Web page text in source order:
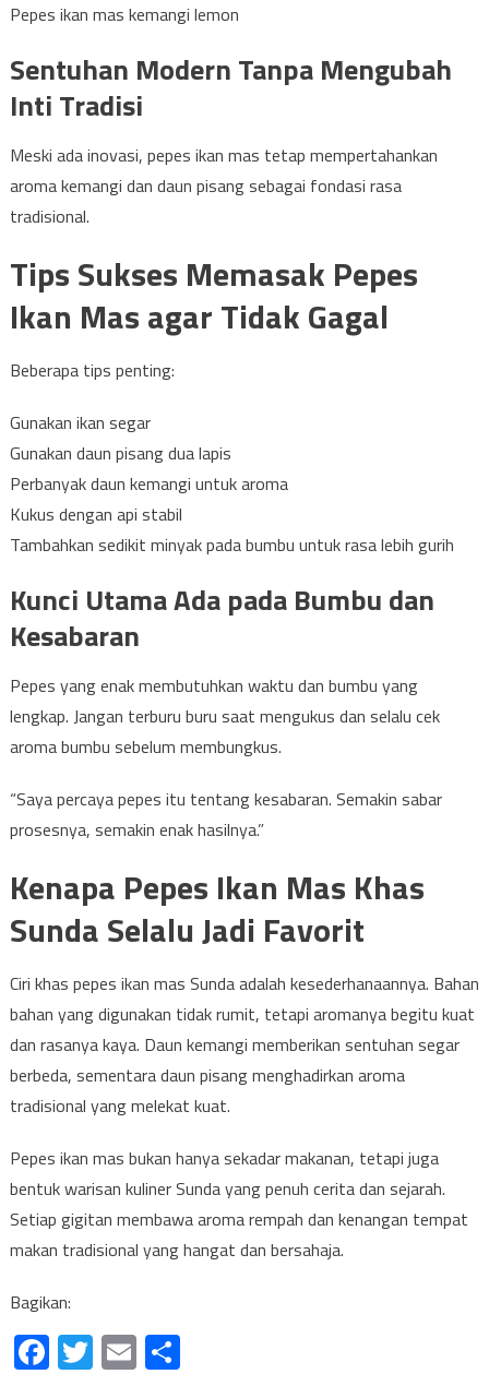
Pepes ikan mas kemangi lemon
Sentuhan Modern Tanpa Mengubah
Inti Tradisi
Meski ada inovasi, pepes ikan mas tetap mempertahankan
aroma kemangi dan daun pisang sebagai fondasi rasa
tradisional.
Tips Sukses Memasak Pepes
Ikan Mas agar Tidak Gagal
Beberapa tips penting:
Gunakan ikan segar
Gunakan daun pisang dua lapis
Perbanyak daun kemangi untuk aroma
Kukus dengan api stabil
Tambahkan sedikit minyak pada bumbu untuk rasa lebih gurih
Kunci Utama Ada pada Bumbu dan
Kesabaran
Pepes yang enak membutuhkan waktu dan bumbu yang
lengkap. Jangan terburu buru saat mengukus dan selalu cek
aroma bumbu sebelum membungkus.
“Saya percaya pepes itu tentang kesabaran. Semakin sabar
prosesnya, semakin enak hasilnya.”
Kenapa Pepes Ikan Mas Khas
Sunda Selalu Jadi Favorit
Ciri khas pepes ikan mas Sunda adalah kesederhanaannya. Bahan
bahan yang digunakan tidak rumit, tetapi aromanya begitu kuat
dan rasanya kaya. Daun kemangi memberikan sentuhan segar
berbeda, sementara daun pisang menghadirkan aroma
tradisional yang melekat kuat.
Pepes ikan mas bukan hanya sekadar makanan, tetapi juga
bentuk warisan kuliner Sunda yang penuh cerita dan sejarah.
Setiap gigitan membawa aroma rempah dan kenangan tempat
makan tradisional yang hangat dan bersahaja.
Bagikan:
Facebook
Twitter
EmailShare